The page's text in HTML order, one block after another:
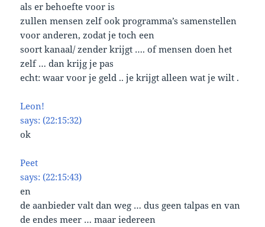
als er behoefte voor is
zullen mensen zelf ook programma’s samenstellen
voor anderen, zodat je toch een
soort kanaal/ zender krijgt …. of mensen doen het
zelf … dan krijg je pas
echt: waar voor je geld .. je krijgt alleen wat je wilt .
Leon!
says: (22:15:32)
ok
Peet
says: (22:15:43)
en
de aanbieder valt dan weg … dus geen talpas en van
de endes meer … maar iedereen